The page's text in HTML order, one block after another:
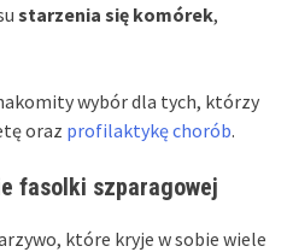
starzenia się komórek,
wybór dla tych, którzy
oraz profilaktykę chorób.
fasolki szparagowej
które kryje w sobie wiele